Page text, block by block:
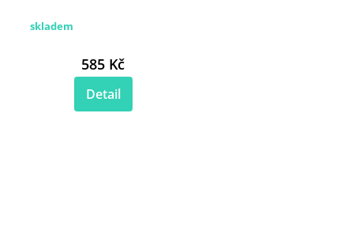
skladem
585 Kč
Detail